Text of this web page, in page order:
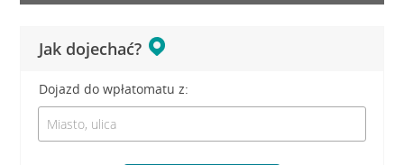
Jak dojechać?
Dojazd do wpłatomatu z: